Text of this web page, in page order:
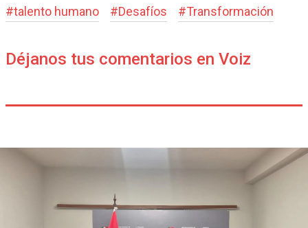
#talento humano #Desafíos #Transformación
Déjanos tus comentarios en Voiz